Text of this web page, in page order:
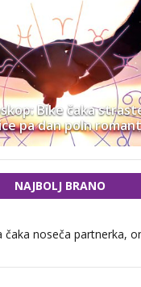
Bike čaka
pa dan poln
NAJBOLJ BRANO
čaka noseča partnerka,